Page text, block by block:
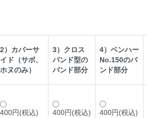
2）カバーサ
イド（サボ、
ホヌのみ）
3）クロス
バンド型の
バンド部分
4）ベンハー
No.150のバ
ンド部分
400円(税込) 400円(税込) 400円(税込)